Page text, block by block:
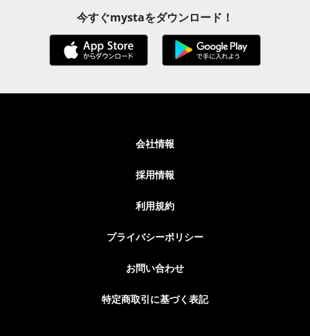
今すぐmystaをダウンロード！
会社情報
採用情報
利用規約
プライバシーポリシー
お問い合わせ
特定商取引に基づく表記